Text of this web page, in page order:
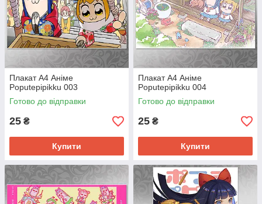
Плакат А4 Аніме
Poputepipikku 003
Готово до відправки
25 ₴
Купити
Плакат А4 Аніме
Poputepipikku 004
Готово до відправки
25 ₴
Купити